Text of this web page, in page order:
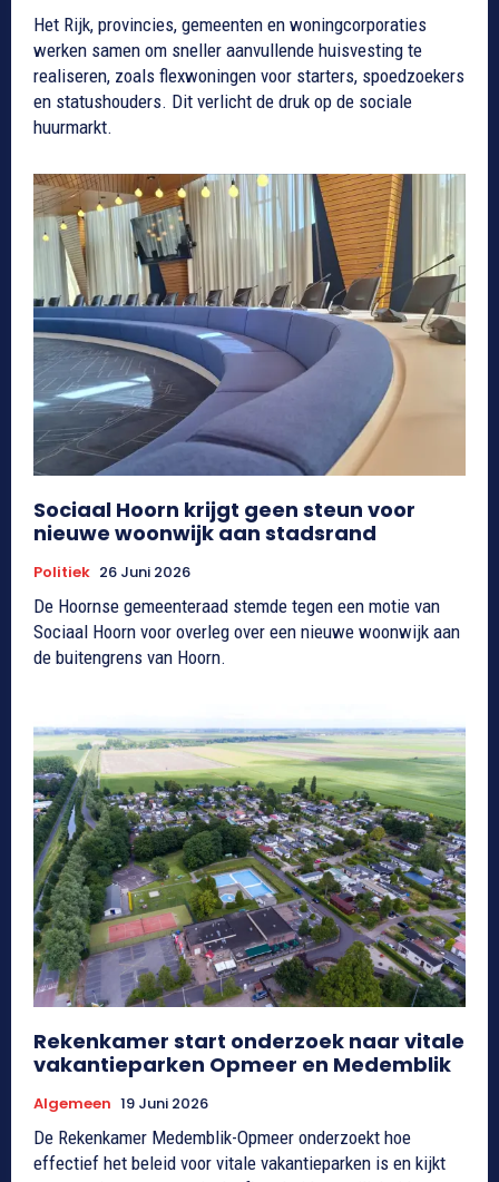
Het Rijk, provincies, gemeenten en woningcorporaties
werken samen om sneller aanvullende huisvesting te
realiseren, zoals flexwoningen voor starters, spoedzoekers
en statushouders. Dit verlicht de druk op de sociale
huurmarkt.
Sociaal Hoorn krijgt geen steun voor
nieuwe woonwijk aan stadsrand
Politiek 26 Juni 2026
De Hoornse gemeenteraad stemde tegen een motie van
Sociaal Hoorn voor overleg over een nieuwe woonwijk aan
de buitengrens van Hoorn.
Rekenkamer start onderzoek naar vitale
vakantieparken Opmeer en Medemblik
Algemeen 19 Juni 2026
De Rekenkamer Medemblik-Opmeer onderzoekt hoe
effectief het beleid voor vitale vakantieparken is en kijkt